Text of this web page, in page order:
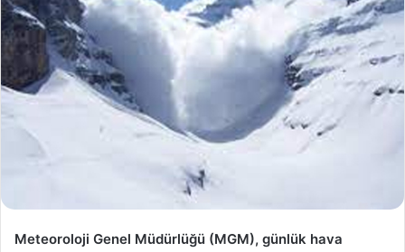
Meteoroloji Genel Müdürlüğü (MGM), günlük hava